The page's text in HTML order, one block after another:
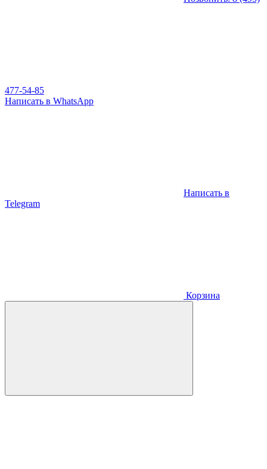
477-54-85
Написать в WhatsApp
Написать в
Telegram
Корзина